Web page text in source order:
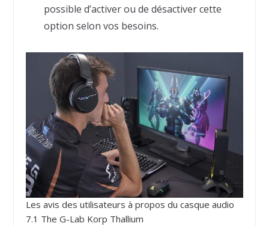
possible d’activer ou de désactiver cette
option selon vos besoins.
Les avis des utilisateurs à propos du casque audio
7.1 The G-Lab Korp Thallium